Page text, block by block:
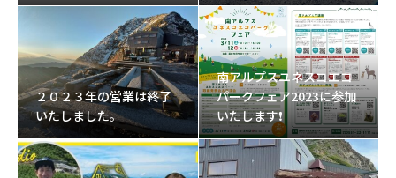
２０２３年の営業は終了
いたしました。
南アルプスユネスコエコ
パークフェア2023に参加
いたします❗